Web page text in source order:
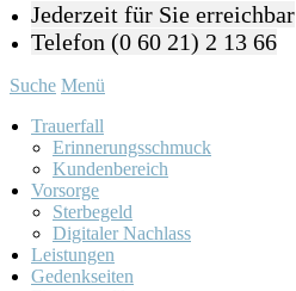
Jederzeit für Sie erreichbar
Telefon (0 60 21) 2 13 66
Suche Menü
Trauerfall
Erinnerungsschmuck
Kundenbereich
Vorsorge
Sterbegeld
Digitaler Nachlass
Leistungen
Gedenkseiten